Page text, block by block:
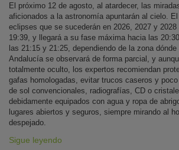
El próximo 12 de agosto, al atardecer, las
aficionados a la astronomía apuntarán al cielo.
eclipses que se sucederán en 2026, 2027 y
19:39, y llegará a su fase máxima hacia las
las 21:15 y 21:25, dependiendo de la zona
Andalucía se observará de forma parcial, y
totalmente oculto, los expertos recomiendan
gafas homologadas, evitar trucos caseros y
de sol convencionales, radiografías, CD o
debidamente equipados con agua y ropa de
lugares abiertos y seguros, siempre mirando al
despejado.
Sigue leyendo